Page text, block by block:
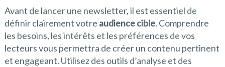
Avant de lancer une newsletter, il est essentiel de
définir clairement votre audience cible. Comprendre
les besoins, les intérêts et les préférences de vos
lecteurs vous permettra de créer un contenu pertinent
et engageant. Utilisez des outils d’analyse et des